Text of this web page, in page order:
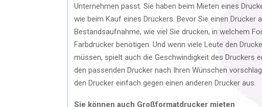
Unternehmen passt. Sie haben beim Mieten eines
wie beim Kauf eines Druckers. Bevor Sie einen Drucker
Bestandsaufnahme, wie viel Sie drucken, in welchem
Farbdrucker benötigen. Und wenn viele Leute den
müssen, spielt auch die Geschwindigkeit des Druckers
den passenden Drucker nach Ihren Wünschen
den Drucker einfach gegen einen anderen Drucker aus.
Sie können auch Großformatdrucker mieten